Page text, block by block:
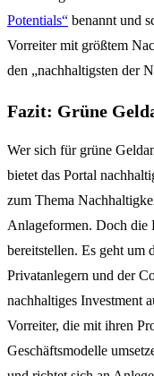
Potentials“ benannt und
Vorreiter mit größtem
den „nachhaltigsten der
Fazit: Grüne
Wer sich für grüne
bietet das Portal
zum Thema
Anlageformen. Doch die
bereitstellen. Es geht um
Privatanlegern und der
nachhaltiges Investment
Vorreiter, die mit ihren
Geschäftsmodelle